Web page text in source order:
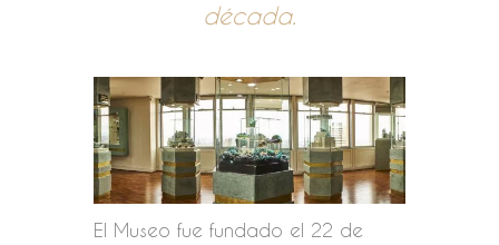
década.
El Museo fue fundado el 22 de